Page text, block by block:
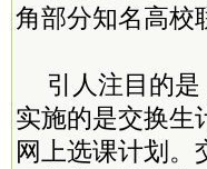
角部分知名高校
引人注目的
实施的是交换生
网上选课计划。